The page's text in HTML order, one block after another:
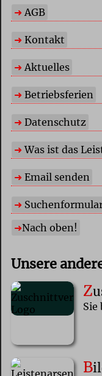
AGB
Kontakt
Aktuelles
Betriebsferien
Datenschutz
Was ist das
Email senden
Nach oben!
Unsere
Z
Sie
B